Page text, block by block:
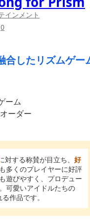
インメント
0
合したリズムゲー
ーム
ーダー
対する称賛が目立ち、 好
多くのプレイヤーに好評
遊びやすく、プロデュー
可愛いアイドルたちの
作品です。